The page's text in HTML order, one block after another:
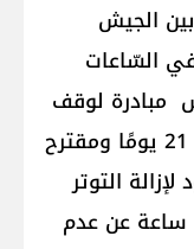
الجيش
السّاعات
مبادرة لوقف
مؤقت لإطلاق النار في لبنان لمدّة 21 يومًا ومقترح
التوتر
الدائم بين البلدين؛ وبعد نحو الـ 19 ساعة عن عدم